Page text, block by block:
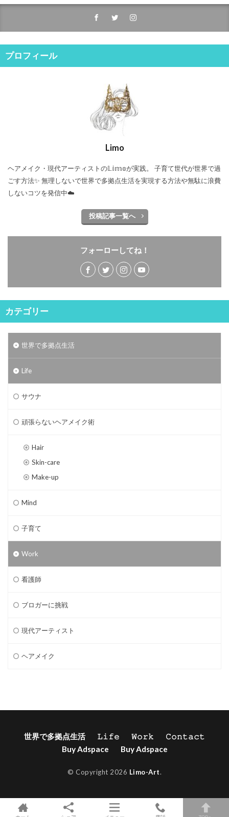
プロフィール
Limo
ヘアメイク・現代アーティストの𝕃𝕚𝕞𝕠が実践。 子育て世代が世界で過
ごす方法✨ 無理しないで世界で多拠点生活を実現する方法や無駄に浪費
しないコツを発信中☁️
投稿記事一覧へ
フォーローしてね！
カテゴリー
世界で多拠点生活
Life
サウナ
頑張らないヘアメイク術
Hair
Skin-care
Make-up
Mind
子育て
Work
看護師
ブロガーに挑戦
現代アーティスト
ヘアメイク
世界で多拠点生活 𝙻𝚒𝚏𝚎 𝚆𝚘𝚛𝚔
𝙲𝚘𝚗𝚝𝚊𝚌𝚝
Buy Adspace
Buy Adspace
© Copyright 2026 Limo-Art.